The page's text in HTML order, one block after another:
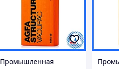
Промышленная